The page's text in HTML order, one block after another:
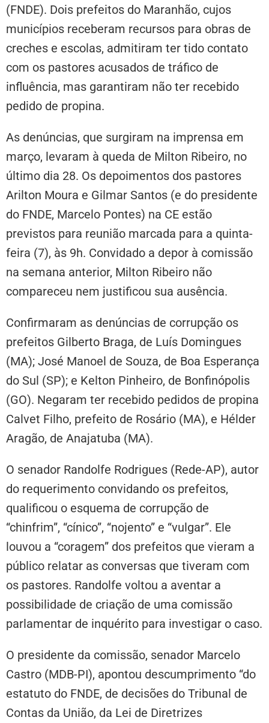
(FNDE). Dois prefeitos do Maranhão, cujos
municípios receberam recursos para obras de
creches e escolas, admitiram ter tido contato
com os pastores acusados de tráfico de
influência, mas garantiram não ter recebido
pedido de propina.
As denúncias, que surgiram na imprensa em
março, levaram à queda de Milton Ribeiro, no
último dia 28. Os depoimentos dos pastores
Arilton Moura e Gilmar Santos (e do presidente
do FNDE, Marcelo Pontes) na CE estão
previstos para reunião marcada para a quinta-
feira (7), às 9h. Convidado a depor à comissão
na semana anterior, Milton Ribeiro não
compareceu nem justificou sua ausência.
Confirmaram as denúncias de corrupção os
prefeitos Gilberto Braga, de Luís Domingues
(MA); José Manoel de Souza, de Boa Esperança
do Sul (SP); e Kelton Pinheiro, de Bonfinópolis
(GO). Negaram ter recebido pedidos de propina
Calvet Filho, prefeito de Rosário (MA), e Hélder
Aragão, de Anajatuba (MA).
O senador Randolfe Rodrigues (Rede-AP), autor
do requerimento convidando os prefeitos,
qualificou o esquema de corrupção de
“chinfrim”, “cínico”, “nojento” e “vulgar”. Ele
louvou a “coragem” dos prefeitos que vieram a
público relatar as conversas que tiveram com
os pastores. Randolfe voltou a aventar a
possibilidade de criação de uma comissão
parlamentar de inquérito para investigar o caso.
O presidente da comissão, senador Marcelo
Castro (MDB-PI), apontou descumprimento “do
estatuto do FNDE, de decisões do Tribunal de
Contas da União, da Lei de Diretrizes